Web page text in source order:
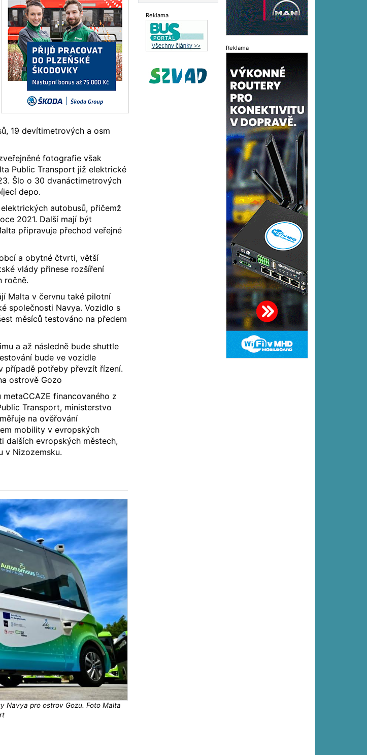
19 devítimetrových a osm
fotografie však
Public Transport již elektrické
Šlo o 30 dvanáctimetrových
depo.
autobusů, přičemž
2021. Další mají být
připravuje přechod veřejné
a obytné čtvrti, větší
vlády přinese rozšíření
ročně.
Malta v červnu také pilotní
společnosti Navya. Vozidlo s
měsíců testováno na předem
a až následně bude shuttle
bude ve vozidle
případě potřeby převzít řízení.
ostrově Gozo
financovaného z
Transport, ministerstvo
na ověřování
mobility v evropských
dalších evropských městech,
v Nizozemsku.
Navya pro ostrov Gozu. Foto Malta
Reklama
Reklama